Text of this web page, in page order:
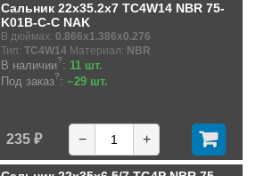
Сальник 22x35.2x7 TC4W14 NBR 75-
K01B-C-C NAK
В дюймах: 0.866x1.386x0.276
Тип: TC4W14 Материал: NBR
В наличии?: 11 шт.
Под заказ?: ~29 шт.
235 ₽ − +